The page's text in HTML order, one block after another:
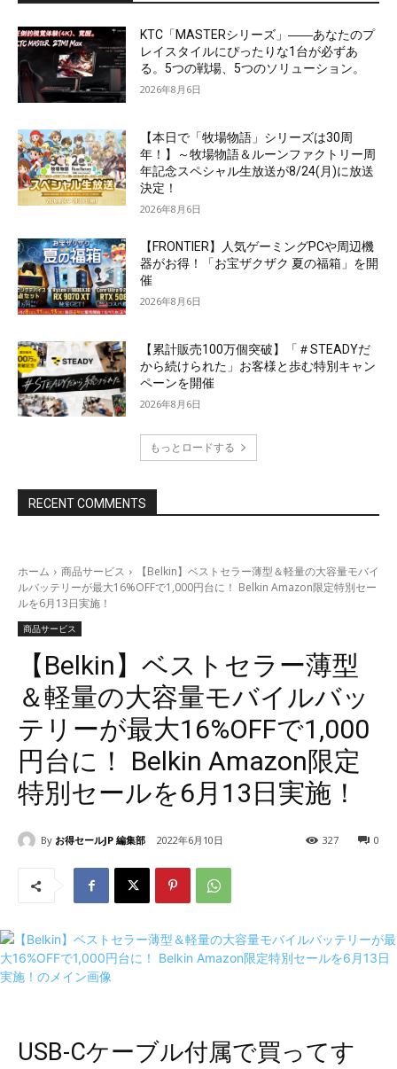
KTC「MASTERシリーズ」――あなたのプ
レイスタイルにぴったりな1台が必ずあ
る。5つの戦場、5つのソリューション。
2026年8月6日
【本日で「牧場物語」シリーズは30周
年！】～牧場物語＆ルーンファクトリー周
年記念スペシャル生放送が8/24(月)に放送
決定！
2026年8月6日
【FRONTIER】人気ゲーミングPCや周辺機
器がお得！「お宝ザクザク 夏の福箱」を開
催
2026年8月6日
【累計販売100万個突破】「＃STEADYだ
から続けられた」お客様と歩む特別キャン
ペーンを開催
2026年8月6日
もっとロードする
RECENT COMMENTS